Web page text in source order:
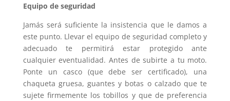
Equipo de seguridad
Jamás será suficiente la insistencia que le damos a
este punto. Llevar el equipo de seguridad completo y
adecuado te permitirá estar protegido ante
cualquier eventualidad. Antes de subirte a tu moto.
Ponte un casco (que debe ser certificado), una
chaqueta gruesa, guantes y botas o calzado que te
sujete firmemente los tobillos y que de preferencia